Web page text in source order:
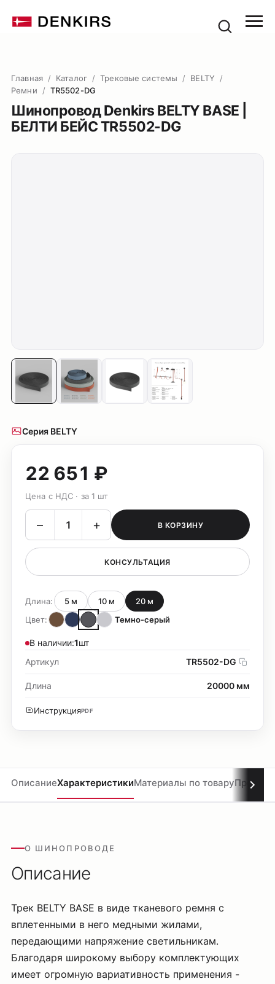
Главная / Каталог / Трековые системы / BELTY
/
Ремни
/ TR5502-DG
Шинопровод Denkirs BELTY BASE |
БЕЛТИ БЕЙС TR5502-DG
Серия BELTY
22 651 ₽
Цена с НДС · за 1 шт
– + В КОРЗИНУ
КОНСУЛЬТАЦИЯ
Длина: 5 м 10 м
20 м
Цвет:
Темно-серый
В наличии:1шт
Артикул
TR5502-DG
Длина 20000 мм
ИнструкцияPDF
ОписаниеХарактеристикиМатериалы по товару
О ШИНОПРОВОДЕ
Описание
Трек BELTY BASE в виде тканевого ремня с
вплетенными в него медными жилами,
передающими напряжение светильникам.
Благодаря широкому выбору комплектующих
имеет огромную вариативность применения -